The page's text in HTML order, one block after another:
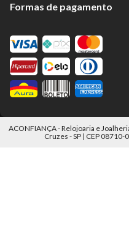
Formas de pagamento
ACONFIANÇA - Relojoaria e
Cruzes - SP | CEP